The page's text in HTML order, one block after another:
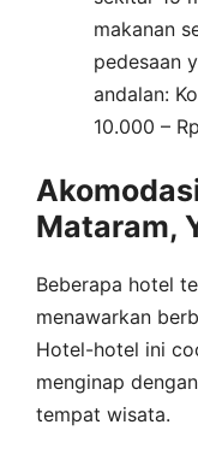
makanan
pedesaan
andalan:
10.000 –
Mataram,
Beberapa hotel
menawarkan
Hotel-hotel ini
menginap
tempat wisata.